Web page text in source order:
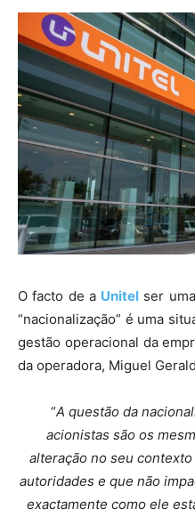
O facto de a Unitel ser
“nacionalização” é uma
gestão operacional da
da operadora, Miguel
“A questão da
acionistas são os
alteração no seu
autoridades e que não
exactamente como ele